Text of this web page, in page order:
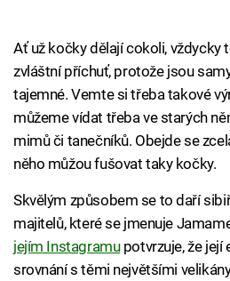
Ať už kočky dělají cokoli, vždycky
zvláštní příchuť, protože jsou
tajemné. Vemte si třeba takové
můžeme vídat třeba ve starých
mimů či tanečníků. Obejde se
něho můžou fušovat taky kočky.
Skvělým způsobem se to daří
majitelů, které se jmenuje
jejím Instagramupotvrzuje, že její
srovnání s těmi největšími